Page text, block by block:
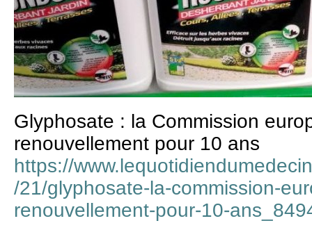
Glyphosate : la Commission
renouvellement pour 10 ans
https://
/21/glyphosate-la-commission-
renouvellement-pour-10-